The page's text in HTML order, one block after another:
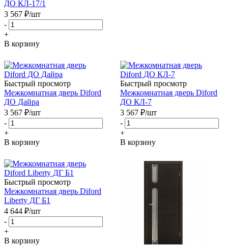
ДО КЛ-17/1
3 567 ₽/шт
-
+
В корзину
Быстрый просмотр
Межкомнатная дверь Diford
ДО Дайра
3 567 ₽/шт
-
+
В корзину
Быстрый просмотр
Межкомнатная дверь Diford
ДО КЛ-7
3 567 ₽/шт
-
+
В корзину
Быстрый просмотр
Межкомнатная дверь Diford
Liberty ДГ Б1
4 644 ₽/шт
-
+
В корзину